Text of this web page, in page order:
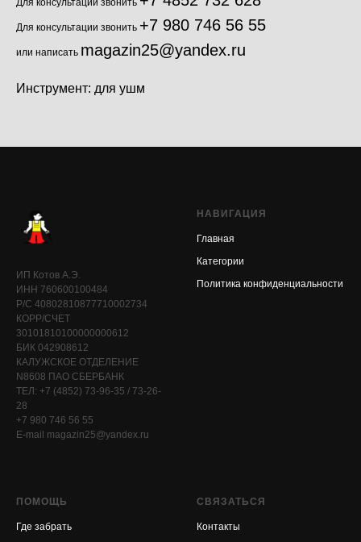
Для консультации звонить
Для консультации звонить +7 980 746 56 55
или написать magazin25@yandex.ru
Инструмент: для ушм
ИП Котов А.Э.
ИНН 760600100484
Р/С 40802810877710002734
КОРР/СЧЕТ
30101810100000000612
БИК 042908612
КАЛУЖСКОЕ ОТДЕЛЕНИЕ
N8608 ПАО СБЕРБАНК
ТЕЛ: +7 (4852) 73-96-35 / 73-26-
28
+7 980 746 56 55
E-mail magazin25@yandex.ru
НАВИГАЦИЯ
Главная
Категории
Политика конфиденциальности
ПОМОЩЬ
Где забрать
СВЯЗАТЬСЯ
Контакты